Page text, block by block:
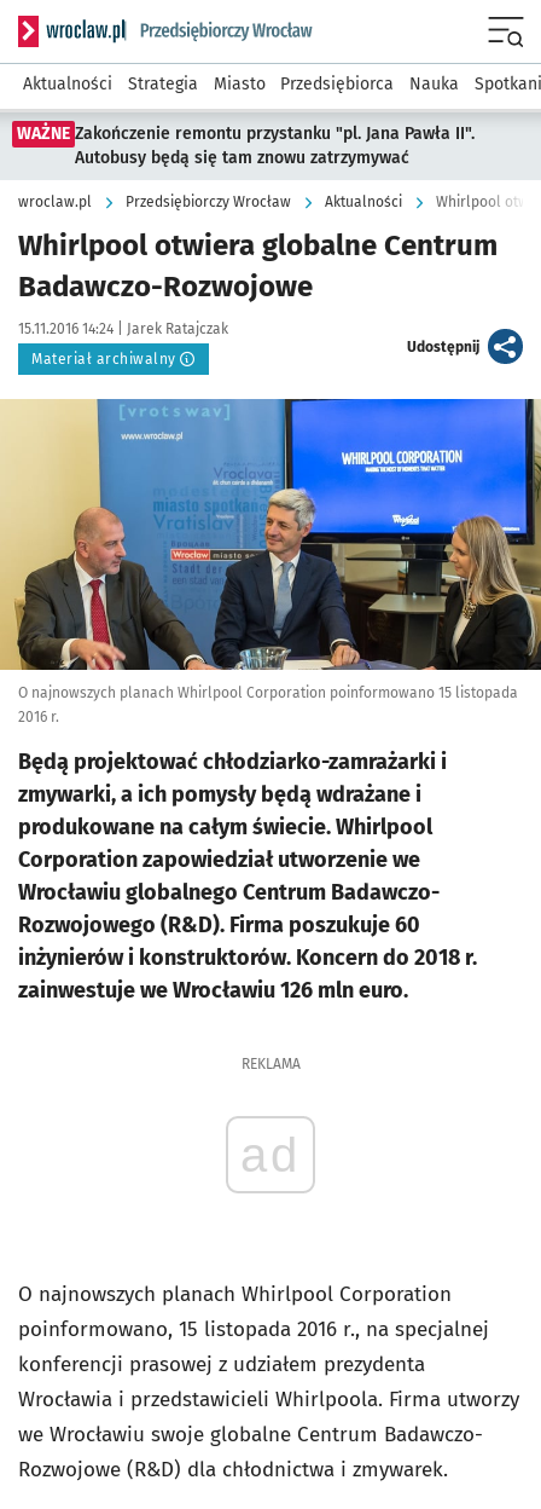
Serwis informacyjny wroclaw.pl podserwis: Strategia
Aktualności Strategia Miasto Przedsiębiorca Nauka
WAŻNE Zakończenie remontu przystanku "pl. Jana Pawła II".
Autobusy będą się tam znowu zatrzymywać
wroclaw.pl Przedsiębiorczy Wrocław Aktualności Whirlpool
Whirlpool otwiera globalne Centrum
Badawczo-Rozwojowe
Data publikacji:
15.11.2016 14:24 | Autor:
Jarek Ratajczak
Materiał archiwalny
Udostępnijartykuł
Kliknij, aby powiększyć
O najnowszych planach Whirlpool Corporation poinformowano 15 listopada
2016 r.
Będą projektować chłodziarko-zamrażarki i
zmywarki, a ich pomysły będą wdrażane i
produkowane na całym świecie. Whirlpool
Corporation zapowiedział utworzenie we
Wrocławiu globalnego Centrum Badawczo-
Rozwojowego (R&D). Firma poszukuje 60
inżynierów i konstruktorów. Koncern do 2018 r.
zainwestuje we Wrocławiu 126 mln euro.
REKLAMA
ad
O najnowszych planach Whirlpool Corporation
poinformowano, 15 listopada 2016 r., na specjalnej
konferencji prasowej z udziałem prezydenta
Wrocławia i przedstawicieli Whirlpoola. Firma utworzy
we Wrocławiu swoje globalne Centrum Badawczo-
Rozwojowe (R&D) dla chłodnictwa i zmywarek.